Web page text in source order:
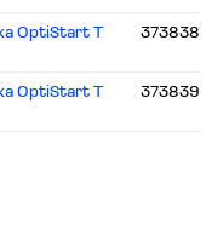
OptiStart T
373838
OptiStart T
373839